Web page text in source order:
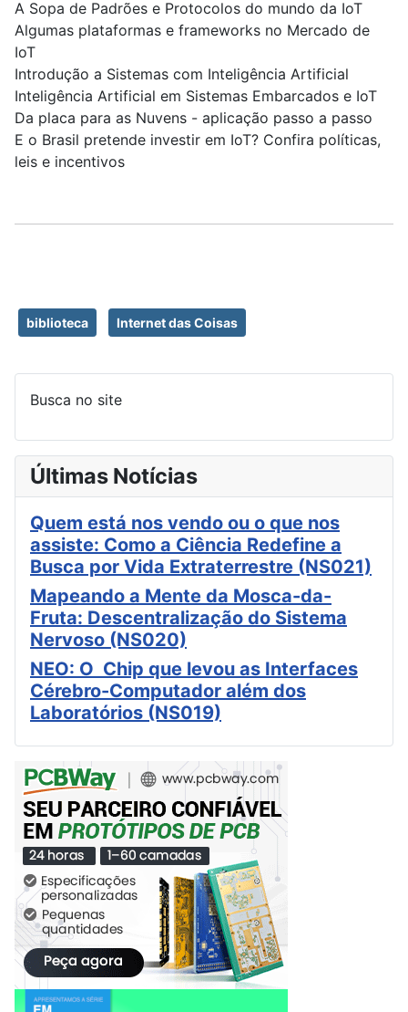
A Sopa de Padrões e Protocolos do mundo da IoT
Algumas plataformas e frameworks no Mercado de
IoT
Introdução a Sistemas com Inteligência Artificial
Inteligência Artificial em Sistemas Embarcados e IoT
Da placa para as Nuvens - aplicação passo a passo
E o Brasil pretende investir em IoT? Confira políticas,
leis e incentivos
biblioteca Internet das Coisas
Busca no site
Últimas Notícias
Quem está nos vendo ou o que nos
assiste: Como a Ciência Redefine a
Busca por Vida Extraterrestre (NS021)
Mapeando a Mente da Mosca-da-
Fruta: Descentralização do Sistema
Nervoso (NS020)
NEO: O Chip que levou as Interfaces
Cérebro-Computador além dos
Laboratórios (NS019)